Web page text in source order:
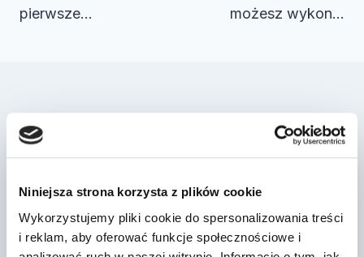
Niniejsza strona korzysta z plików cookie
Wykorzystujemy pliki cookie do spersonalizowania treści
i reklam, aby oferować funkcje społecznościowe i
pierwsze…
możesz wykon…
Podobne wpisy
Dr Prawko odpowiada: Czy w
przedstawionej sytuacji w obszarze
zabudowan…